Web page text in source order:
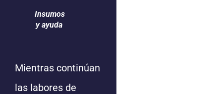
Insumos
y ayuda
Mientras continúan
las labores de